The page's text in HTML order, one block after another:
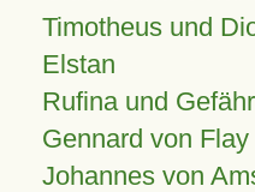
Timotheus und
Elstan
Rufina und
Gennard von Flay
Johannes von